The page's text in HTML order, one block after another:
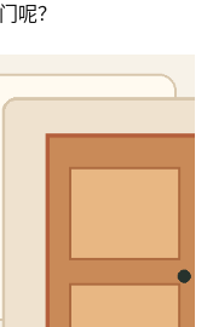
呢？